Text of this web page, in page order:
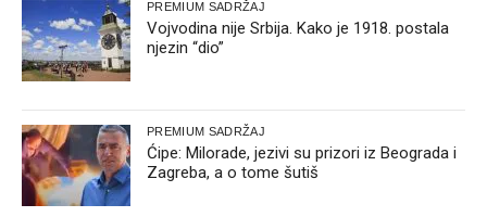
PREMIUM SADRŽAJ
Vojvodina nije Srbija. Kako je 1918. postala
njezin “dio”
PREMIUM SADRŽAJ
Ćipe: Milorade, jezivi su prizori iz Beograda i
Zagreba, a o tome šutiš